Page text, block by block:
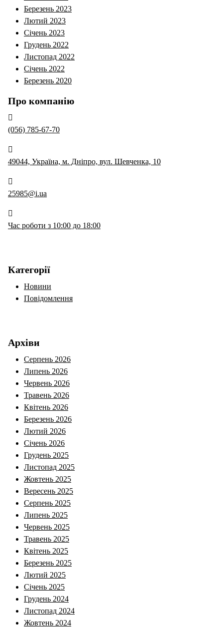
Березень 2023
Лютий 2023
Січень 2023
Грудень 2022
Листопад 2022
Січень 2022
Березень 2020
Про компанію
(056) 785-67-70
49044, Україна, м. Дніпро, вул. Шевченка, 10
25985@i.ua
Час роботи з 10:00 до 18:00
Категорії
Новини
Повідомлення
Архіви
Серпень 2026
Липень 2026
Червень 2026
Травень 2026
Квітень 2026
Березень 2026
Лютий 2026
Січень 2026
Грудень 2025
Листопад 2025
Жовтень 2025
Вересень 2025
Серпень 2025
Липень 2025
Червень 2025
Травень 2025
Квітень 2025
Березень 2025
Лютий 2025
Січень 2025
Грудень 2024
Листопад 2024
Жовтень 2024